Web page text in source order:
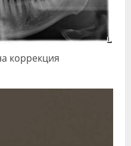
коррекция